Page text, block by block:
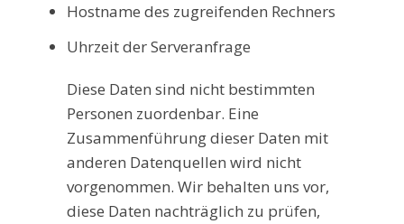
Hostname des zugreifenden Rechners
Uhrzeit der Serveranfrage
Diese Daten sind nicht bestimmten
Personen zuordenbar. Eine
Zusammenführung dieser Daten mit
anderen Datenquellen wird nicht
vorgenommen. Wir behalten uns vor,
diese Daten nachträglich zu prüfen,